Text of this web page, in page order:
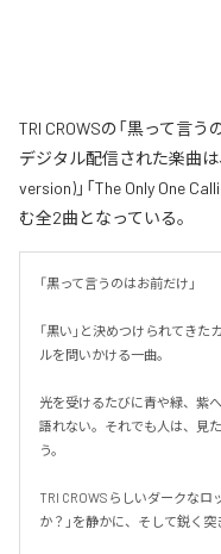
TRI CROWSの「黒って言
デジタル配信された楽曲
version)」「The Only One
む全2曲となっている。
「黒って言うのはお前だけ」
「黒い」と決めつけられてき
ルを問いかける一曲。
光を受けるたびに青や緑、紫
語れない。それでも人は、見
う。
TRI CROWSらしいダークなロ
か？」を静かに、そして鋭く突